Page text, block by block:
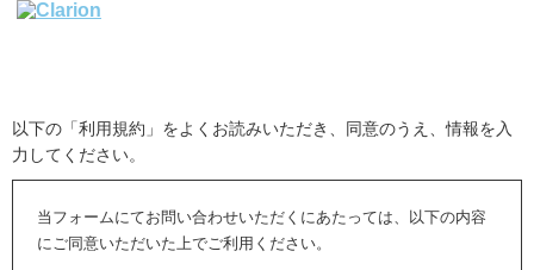
以下の「利用規約」をよくお読みいただき、同意のうえ、情報を入
力してください。
当フォームにてお問い合わせいただくにあたっては、以下の内容
にご同意いただいた上でご利用ください。